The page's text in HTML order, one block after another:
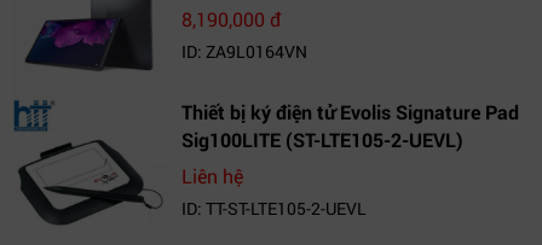
Két_ZA9L0164VN
8,190,000 đ
ID: ZA9L0164VN
Thiết bị ký điện tử Evolis Signature Pad
Sig100LITE (ST-LTE105-2-UEVL)
Liên hệ
ID: TT-ST-LTE105-2-UEVL